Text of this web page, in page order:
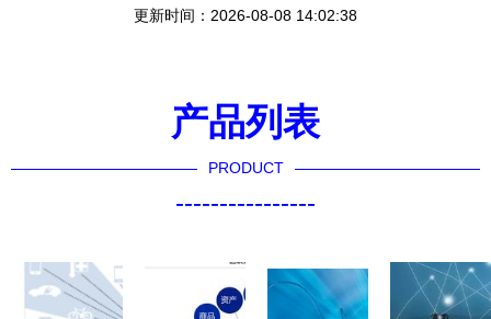
更新时间：2026-08-08 14:02:38
产品列表
PRODUCT
----------------